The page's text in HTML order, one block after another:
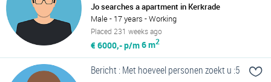
Jo searches a apartment in Kerkrade
Male - 17 years - Working
Placed 231 weeks ago
€ 6000,- p/m6 m2
Bericht : Met hoeveel personen zoekt u :5